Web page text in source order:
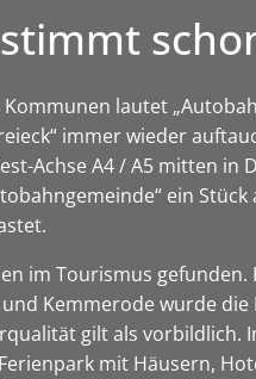
lautet
immer wieder
Achse A4 / A5 mitten
ein
im Tourismus
Kemmerode wurde
gilt als vorbildlich.
mit Häusern,